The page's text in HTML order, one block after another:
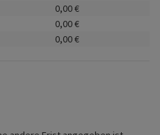
Merchandise
0,00€
0,00€
0,00€